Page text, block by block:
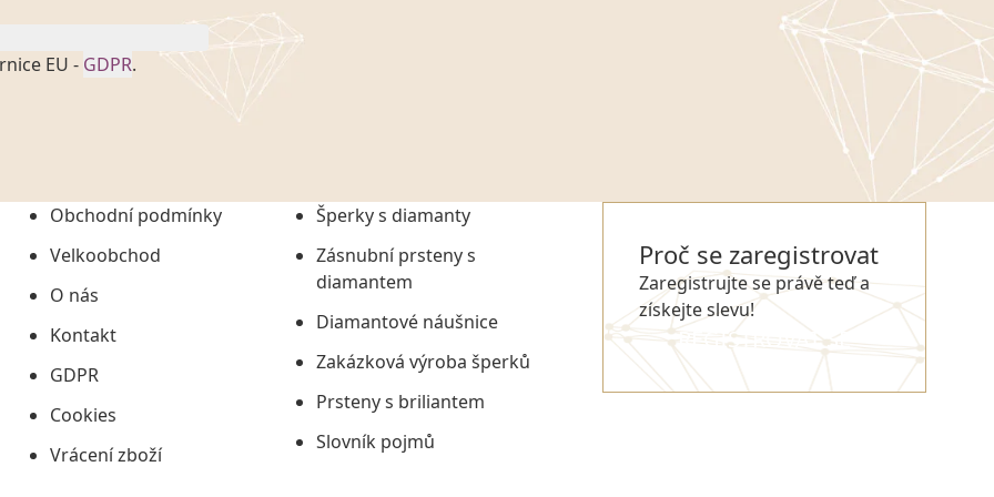
EU - GDPR.
č. 101/2000 Sb. v
uchováním veškerých
údajů či jako jeho
informací, nejdéle
Obchodní podmínky
Velkoobchod
O nás
Kontakt
GDPR
Cookies
Vrácení zboží
Šperky s diamanty
Zásnubní prsteny s
diamantem
Diamantové náušnice
Zakázková výroba šperků
Prsteny s briliantem
Slovník pojmů
Proč se zaregistrovat
Zaregistrujte se právě teď a
získejte slevu!
REGISTROVAT SE